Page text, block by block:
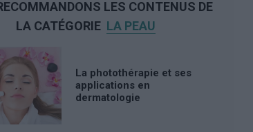
LES CONTENUS DE
LA CATÉGORIE LA PEAU
La photothérapie et ses
applications en
dermatologie